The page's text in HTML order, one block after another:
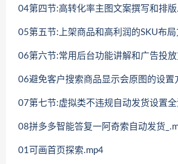
04第四节:高转化率主图文案撰写和排
05第五节:上架商品和高利润的SKU布局
06第六节:常用后台功能讲解和广告投
06避免客户搜索商品显示会原图的设置
07第七节:虚拟类不违规自动发货设置
08拼多多智能答复一阿奇索自动发货
01可画首页探索.mp4